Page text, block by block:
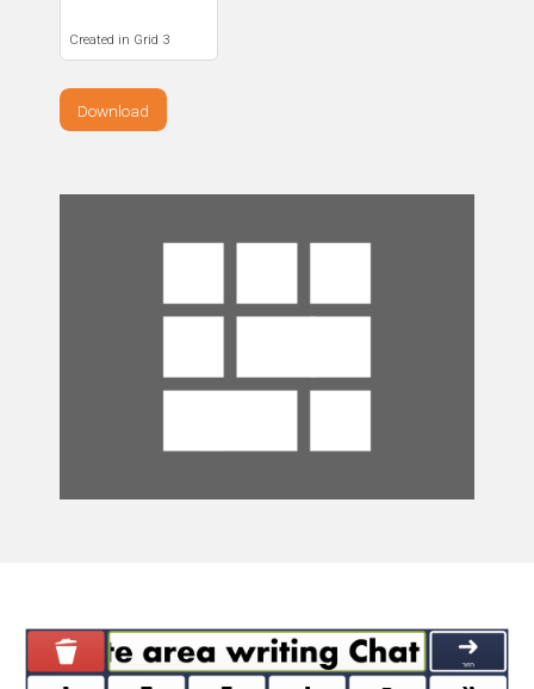
Created in Grid 3
Download